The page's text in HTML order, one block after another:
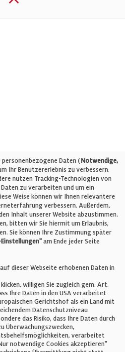
0 Daten (Notwendige,
Ihr Benutzererlebnis zu verbessern.
nutzen Tracking-Technologien von
zu verarbeiten und um ein
Weise können wir Ihnen relevantere
verbessern. Außerdem,
Inhalt unserer Website abzustimmen.
bitten wir Sie hiermit um Erlaubnis,
Sie können Ihre Zustimmung später
am Ende jeder Seite
dieser Webseite erhobenen Daten in
willigen Sie zugleich gem. Art.
Ihre Daten in den USA verarbeitet
Gerichtshof als ein Land mit
Datenschutzniveau
das Risiko, dass Ihre Daten durch
Überwachungszwecken,
verarbeitet
notwendige Cookies akzeptieren"